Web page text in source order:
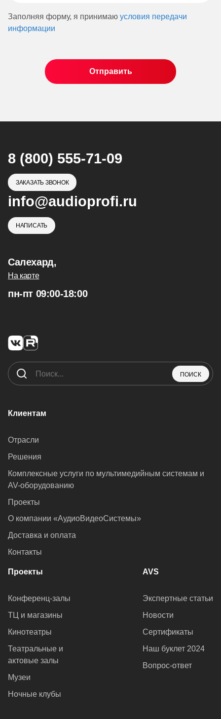
Заполняя форму, я принимаю условия передачи
информации
8 (800) 555-71-09
ЗАКАЗАТЬ ЗВОНОК
info@audioprofi.ru
НАПИСАТЬ
Салехард,
На карте
пн-пт 09:00-18:00
ПОИСК
Клиентам
Отрасли
Решения
Комплексные услуги по мультимедийным системам и
AV-оборудованию
Проекты
О компании «АудиоВидеоСистемы»
Доставка и оплата
Контакты
Проекты
Конференц-залы
ТЦ и магазины
Кинотеатры
Театральные и
актовые залы
Музеи
Ночные клубы
AVS
Экспертные статьи
Новости
Сертификаты
Наш буклет 2024
Вопрос-ответ